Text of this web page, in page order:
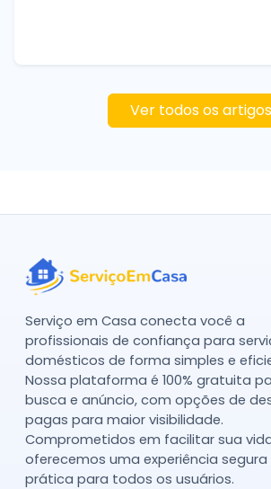
Ver todos os artigos
Serviço em Casa conecta você a
profissionais de confiança para
domésticos de forma simples e
Nossa plataforma é 100% gratuita
busca e anúncio, com opções de
pagas para maior visibilidade.
Comprometidos em facilitar sua
oferecemos uma experiência segura
prática para todos os usuários.